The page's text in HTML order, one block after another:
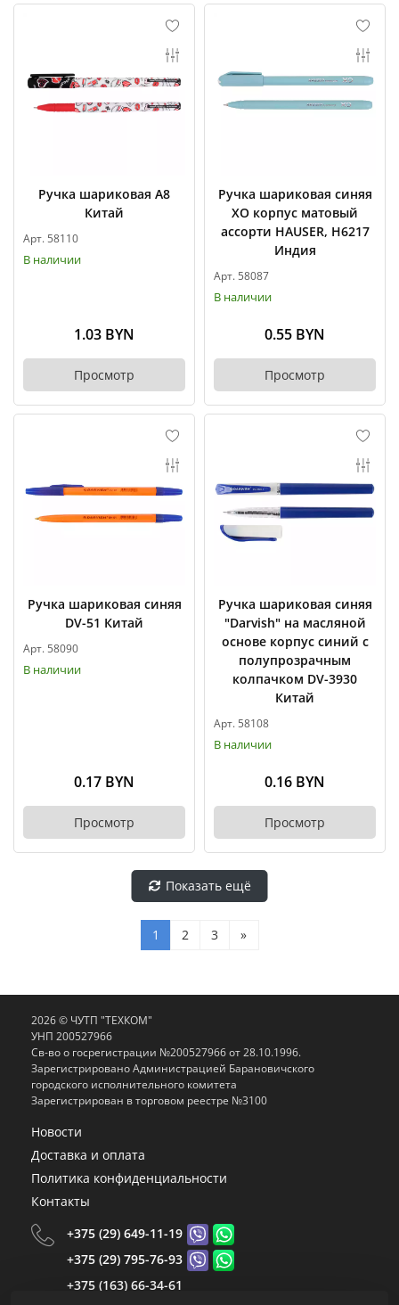
Ручка шариковая А8
Китай
Арт. 58110
В наличии
1.03 BYN
Просмотр
Ручка шариковая синяя
ХО корпус матовый
ассорти HAUSER, H6217
Индия
Арт. 58087
В наличии
0.55 BYN
Просмотр
Ручка шариковая синяя
DV-51 Китай
Арт. 58090
В наличии
0.17 BYN
Просмотр
Ручка шариковая синяя
"Darvish" на масляной
основе корпус синий с
полупрозрачным
колпачком DV-3930
Китай
Арт. 58108
В наличии
0.16 BYN
Просмотр
Показать ещё
1 2 3 »
2026 © ЧУТП "ТЕХКОМ"
УНП 200527966
Св-во о госрегистрации №200527966 от 28.10.1996.
Зарегистрировано Администрацией Барановичского
городского исполнительного комитета
Зарегистрирован в торговом реестре №3100
Новости
Доставка и оплата
Политика конфиденциальности
Контакты
+375 (29) 649-11-19
+375 (29) 795-76-93
+375 (163) 66-34-61